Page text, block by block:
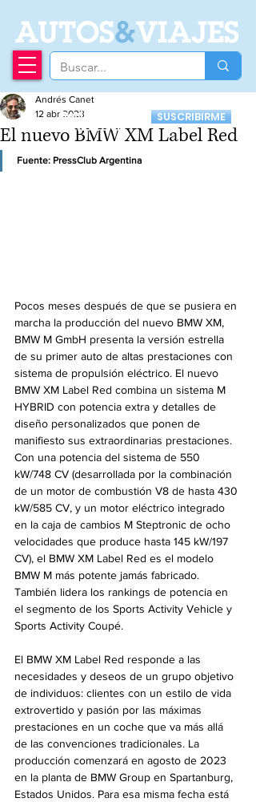
AUTOS&VIAJES
Recibí nuestro
Newsletter
SUSCRIBIRME
El nuevo BMW XM Label Red
Andrés Canet
12 abr 2023
Fuente: PressClub Argentina
Pocos meses después de que se pusiera en
marcha la producción del nuevo BMW XM,
BMW M GmbH presenta la versión estrella
de su primer auto de altas prestaciones con
sistema de propulsión eléctrico. El nuevo
BMW XM Label Red combina un sistema M
HYBRID con potencia extra y detalles de
diseño personalizados que ponen de
manifiesto sus extraordinarias prestaciones.
Con una potencia del sistema de 550
kW/748 CV (desarrollada por la combinación
de un motor de combustión V8 de hasta 430
kW/585 CV, y un motor eléctrico integrado
en la caja de cambios M Steptronic de ocho
velocidades que produce hasta 145 kW/197
CV), el BMW XM Label Red es el modelo
BMW M más potente jamás fabricado.
También lidera los rankings de potencia en
el segmento de los Sports Activity Vehicle y
Sports Activity Coupé.
El BMW XM Label Red responde a las
necesidades y deseos de un grupo objetivo
de individuos: clientes con un estilo de vida
extrovertido y pasión por las máximas
prestaciones en un coche que va más allá
de las convenciones tradicionales. La
producción comenzará en agosto de 2023
en la planta de BMW Group en Spartanburg,
Estados Unidos. Para esa misma fecha está